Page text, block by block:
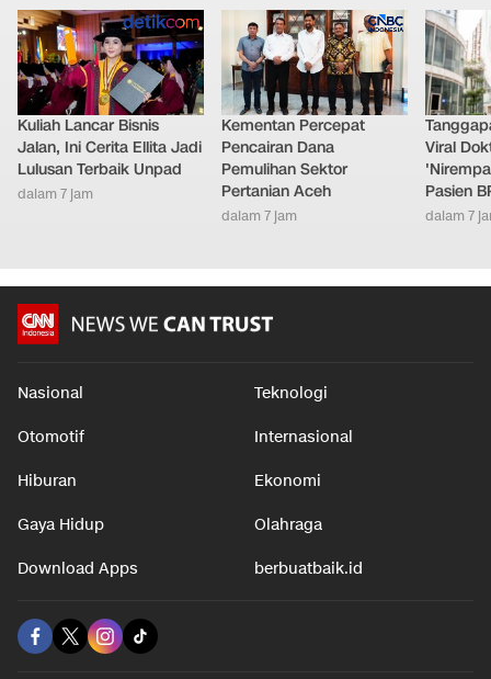
Kuliah Lancar Bisnis
Jalan, Ini Cerita Ellita Jadi
Lulusan Terbaik Unpad
dalam 7 jam
Kementan Percepat
Pencairan Dana
Pemulihan Sektor
Pertanian Aceh
dalam 7 jam
Viral
Pasien
dalam 7
Nasional Teknologi
Otomotif Internasional
Hiburan Ekonomi
Gaya Hidup Olahraga
Download Apps berbuatbaik.id